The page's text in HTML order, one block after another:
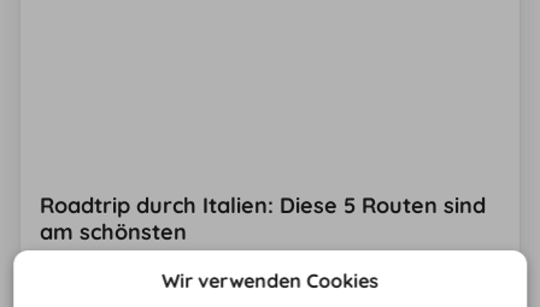
Roadtrip durch Italien: Diese 5 Routen sind
am schönsten
Kulturhauptstädte, die zum Teil direkt am Meer liegen:
Wir verwenden Cookies